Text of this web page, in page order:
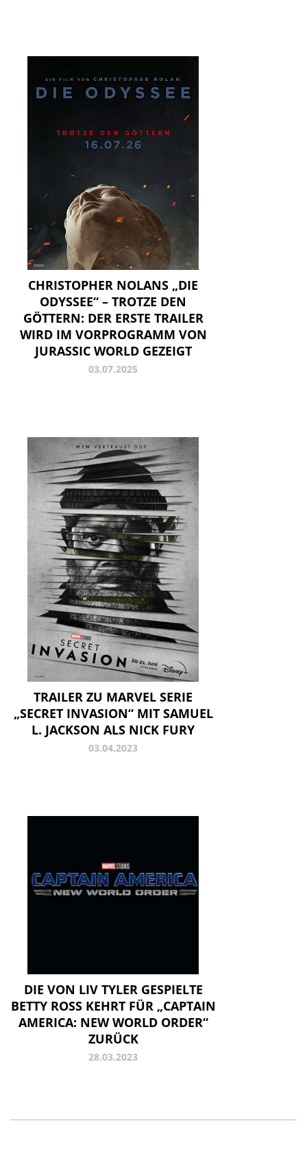
CHRISTOPHER NOLANS „DIE
ODYSSEE“ – TROTZE DEN
GÖTTERN: DER ERSTE TRAILER
WIRD IM VORPROGRAMM VON
JURASSIC WORLD GEZEIGT
03.07.2025
TRAILER ZU MARVEL SERIE
„SECRET INVASION“ MIT SAMUEL
L. JACKSON ALS NICK FURY
03.04.2023
DIE VON LIV TYLER GESPIELTE
BETTY ROSS KEHRT FÜR „CAPTAIN
AMERICA: NEW WORLD ORDER“
ZURÜCK
28.03.2023